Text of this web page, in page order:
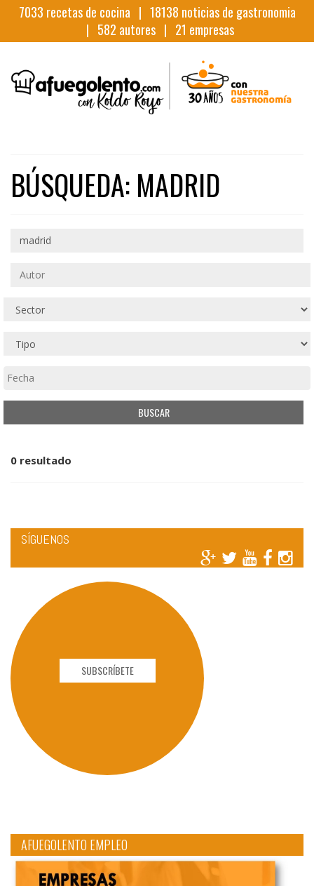
7033 recetas de cocina | 18138 noticias de gastronomia
| 582 autores | 21 empresas
BÚSQUEDA: MADRID
0 resultado
SÍGUENOS
SUBSCRÍBETE
AFUEGOLENTO EMPLEO